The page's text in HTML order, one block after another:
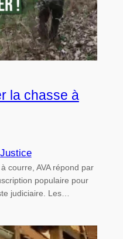
la chasse à
Justice
courre, AVA répond par
populaire pour
judiciaire. Les…